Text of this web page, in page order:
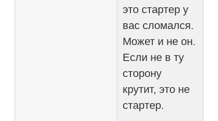
это стартер у
вас сломался.
Может и не он.
Если не в ту
сторону
крутит, это не
стартер.